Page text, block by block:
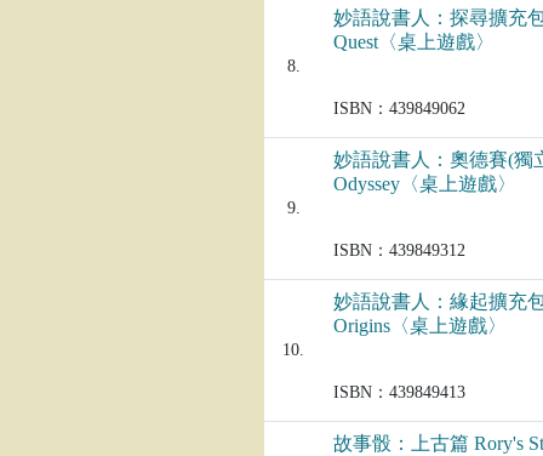
8.
妙語說書人：探尋擴充
Quest〈桌上遊戲〉
ISBN：439849062
9.
妙語說書人：奧德賽(獨
Odyssey〈桌上遊戲〉
ISBN：439849312
10.
妙語說書人：緣起擴充
Origins〈桌上遊戲〉
ISBN：439849413
故事骰：上古篇 Rory's